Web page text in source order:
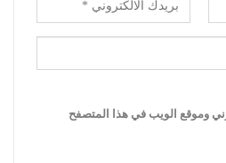
وموقع الويب في هذا المتصفح